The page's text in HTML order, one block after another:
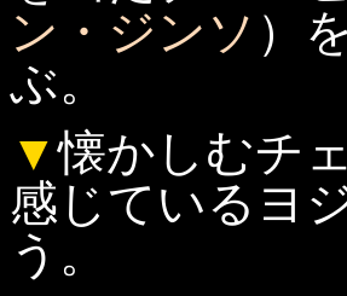
ン・ジンソ ）
ぶ。
▼懐かしむチ
感じているヨ
う。